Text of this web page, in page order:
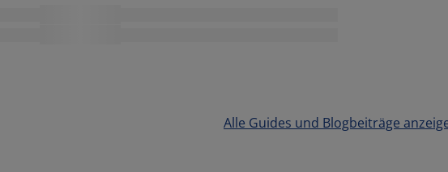
Alle Guides und Blogbeiträge